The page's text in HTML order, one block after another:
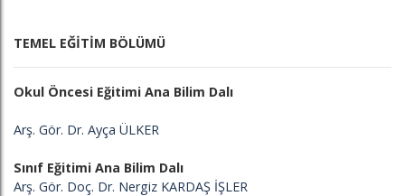
TEMEL EĞİTİM BÖLÜMÜ
Okul Öncesi Eğitimi Ana Bilim Dalı
Arş. Gör. Dr. Ayça ÜLKER
Sınıf Eğitimi Ana Bilim Dalı
Arş. Gör. Doç. Dr. Nergiz KARDAŞ İŞLER